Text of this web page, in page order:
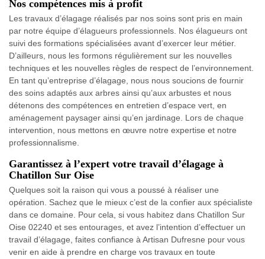
Nos compétences mis à profit
Les travaux d’élagage réalisés par nos soins sont pris en main
par notre équipe d’élagueurs professionnels. Nos élagueurs ont
suivi des formations spécialisées avant d’exercer leur métier.
D’ailleurs, nous les formons régulièrement sur les nouvelles
techniques et les nouvelles règles de respect de l’environnement.
En tant qu’entreprise d’élagage, nous nous soucions de fournir
des soins adaptés aux arbres ainsi qu’aux arbustes et nous
détenons des compétences en entretien d’espace vert, en
aménagement paysager ainsi qu’en jardinage. Lors de chaque
intervention, nous mettons en œuvre notre expertise et notre
professionnalisme.
Garantissez à l’expert votre travail d’élagage à
Chatillon Sur Oise
Quelques soit la raison qui vous a poussé à réaliser une
opération. Sachez que le mieux c’est de la confier aux spécialiste
dans ce domaine. Pour cela, si vous habitez dans Chatillon Sur
Oise 02240 et ses entourages, et avez l’intention d’effectuer un
travail d’élagage, faites confiance à Artisan Dufresne pour vous
venir en aide à prendre en charge vos travaux en toute